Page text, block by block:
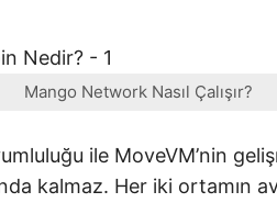
Mango Network Nasıl Çalışır?
ile MoveVM’nin
kalmaz. Her iki ortamın